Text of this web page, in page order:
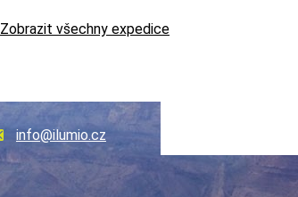
Zobrazit všechny expedice
info@ilumio.cz